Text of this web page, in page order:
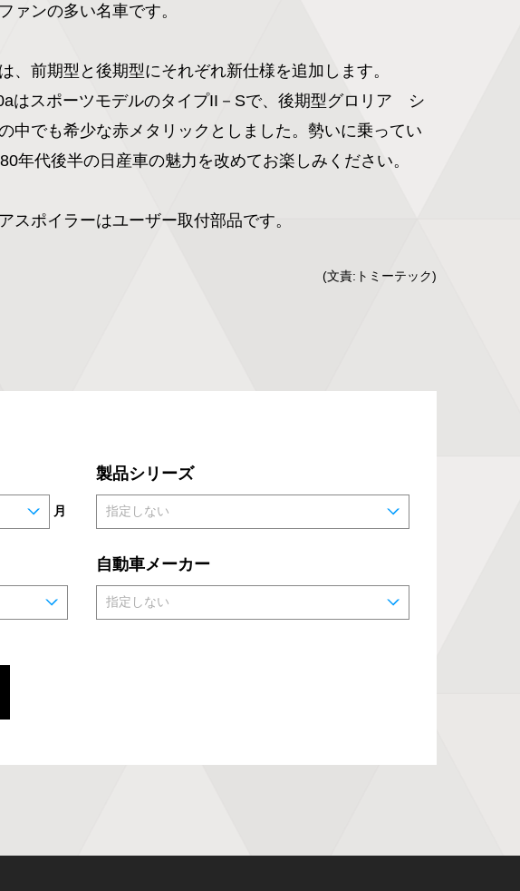
ァンの多い名車です。
、前期型と後期型にそれぞれ新仕様を追加します。
はスポーツモデルのタイプII－Sで、後期型グロリア　シ
中でも希少な赤メタリックとしました。勢いに乗ってい
年代後半の日産車の魅力を改めてお楽しみください。
スポイラーはユーザー取付部品です。
(文責:トミーテック)
月
製品シリーズ
自動車メーカー